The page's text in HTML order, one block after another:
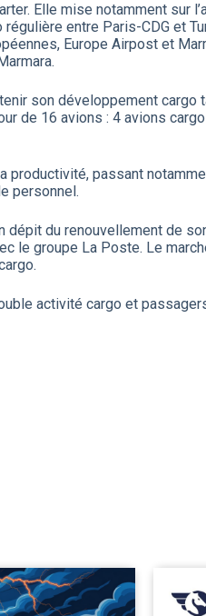
Elle mise notamment sur
entre Paris-CDG et
Europe Airpost et
son développement
de 16 avions : 4 avions
productivité, passant
personnel.
du renouvellement de
le groupe La Poste. Le
activité cargo et